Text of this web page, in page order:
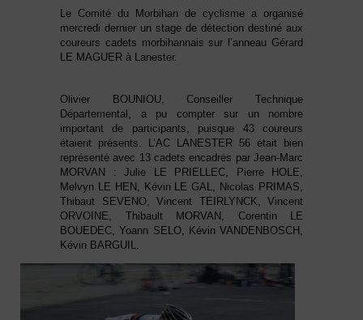
Le Comité du Morbihan de cyclisme a organisé
mercredi dernier un stage de détection destiné aux
coureurs cadets morbihannais sur l’anneau Gérard
LE MAGUER à Lanester.
Olivier BOUNIOU, Conseiller Technique
Départemental, a pu compter sur un nombre
important de participants, puisque 43 coureurs
étaient présents. L’AC LANESTER 56 était bien
représenté avec 13 cadets encadrés par Jean-Marc
MORVAN : Julie LE PRIELLEC, Pierre HOLE,
Melvyn LE HEN, Kévin LE GAL, Nicolas PRIMAS,
Thibaut SEVENO, Vincent TEIRLYNCK, Vincent
ORVOINE, Thibault MORVAN, Corentin LE
BOUEDEC, Yoann SELO, Kévin VANDENBOSCH,
Kévin BARGUIL.